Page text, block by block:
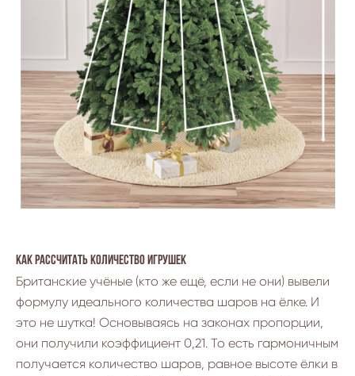
Как рассчитать количество игрушек
Британские учёные (кто же ещё, если не они) вывели
формулу идеального количества шаров на ёлке. И
это не шутка! Основываясь на законах пропорции,
они получили коэффициент 0,21. То есть гармоничным
получается количество шаров, равное высоте ёлки в